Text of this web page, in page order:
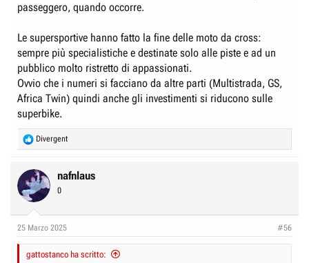
passeggero, quando occorre.
Le supersportive hanno fatto la fine delle moto da cross:
sempre più specialistiche e destinate solo alle piste e ad un
pubblico molto ristretto di appassionati.
Ovvio che i numeri si facciano da altre parti (Multistrada, GS,
Africa Twin) quindi anche gli investimenti si riducono sulle
superbike.
R
e
c
t
s
Divergent
nafnlaus
0
25 Marzo 2025 #56
gattostanco ha scritto: